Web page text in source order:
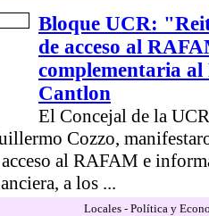
Bloque UCR:
de acceso al
complementaria
Cantlon
El Concejal de la
Cozzo,
al RAFAM e
a los ...
Locales - Política y